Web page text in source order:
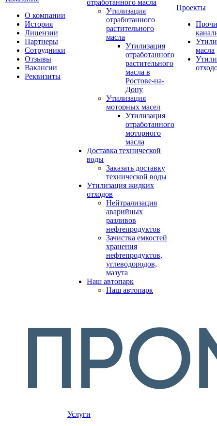
О компании
История
Лицензии
Партнеры
Сотрудники
Отзывы
Вакансии
Реквизиты
отработанного масла
Утилизация
отработанного
растительного
масла
Утилизация
отработанного
растительного
масла в
Ростове-на-
Дону
Утилизация
моторных масел
Утилизация
отработанного
моторного
масла
Доставка технической
воды
Заказать доставку
технической воды
Утилизация жидких
отходов
Нейтрализация
аварийных
разливов
нефтепродуктов
Зачистка емкостей
хранения
нефтепродуктов,
углеводородов,
мазута
Наш автопарк
Наш автопарк
Проекты
масла
Услуги